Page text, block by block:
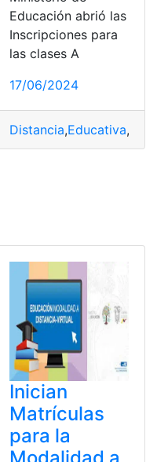
Educación abrió las
Inscripciones para
las clases A
17/06/2024
Distancia,Educativa,
Inician
Matrículas
para la